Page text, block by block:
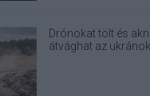
Drónokat tölt és
átvághat az